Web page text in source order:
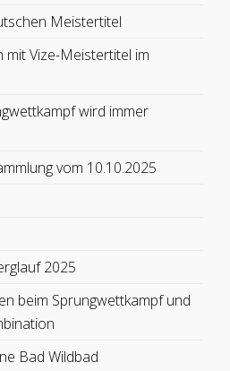
Meistertitel
mit Vize-Meistertitel im
wird immer
vom 10.10.2025
2025
beim Sprungwettkampf und
Bad Wildbad